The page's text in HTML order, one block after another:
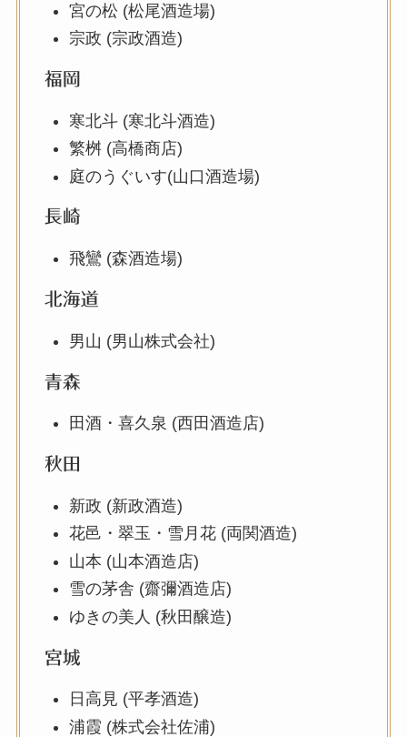
宮の松 (松尾酒造場)
宗政 (宗政酒造)
福岡
寒北斗 (寒北斗酒造)
繁桝 (高橋商店)
庭のうぐいす(山口酒造場)
長崎
飛鸞 (森酒造場)
北海道
男山 (男山株式会社)
青森
田酒・喜久泉 (西田酒造店)
秋田
新政 (新政酒造)
花邑・翠玉・雪月花 (両関酒造)
山本 (山本酒造店)
雪の茅舎 (齋彌酒造店)
ゆきの美人 (秋田醸造)
宮城
日高見 (平孝酒造)
浦霞 (株式会社佐浦)